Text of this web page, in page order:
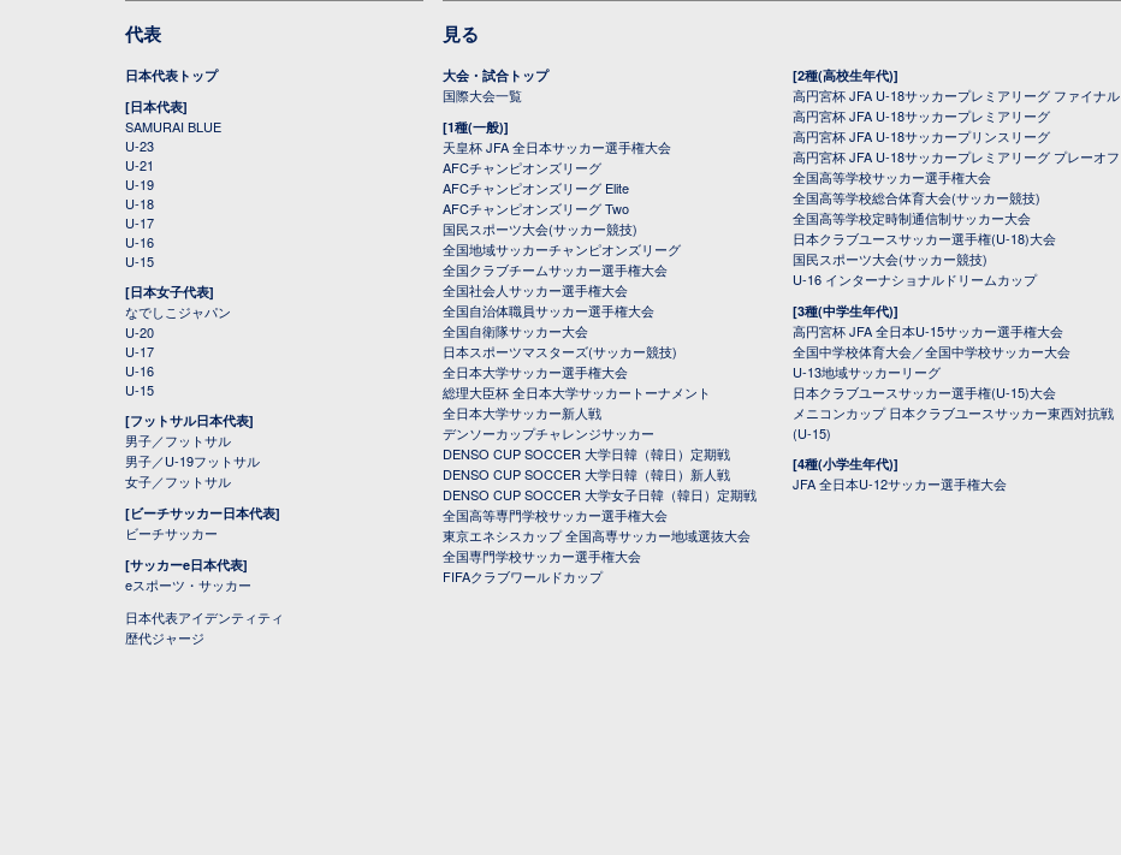
代表
日本代表トップ
[日本代表]
SAMURAI BLUE
U-23
U-21
U-19
U-18
U-17
U-16
U-15
[日本女子代表]
なでしこジャパン
U-20
U-17
U-16
U-15
[フットサル日本代表]
男子／フットサル
男子／U-19フットサル
女子／フットサル
[ビーチサッカー日本代表]
ビーチサッカー
[サッカーe日本代表]
eスポーツ・サッカー
日本代表アイデンティティ
歴代ジャージ
見る
大会・試合トップ
国際大会一覧
[1種(一般)]
天皇杯 JFA 全日本サッカー選手権大会
AFCチャンピオンズリーグ
AFCチャンピオンズリーグ Elite
AFCチャンピオンズリーグ Two
国民スポーツ大会(サッカー競技)
全国地域サッカーチャンピオンズリーグ
全国クラブチームサッカー選手権大会
全国社会人サッカー選手権大会
全国自治体職員サッカー選手権大会
全国自衛隊サッカー大会
日本スポーツマスターズ(サッカー競技)
全日本大学サッカー選手権大会
総理大臣杯 全日本大学サッカートーナメント
全日本大学サッカー新人戦
デンソーカップチャレンジサッカー
DENSO CUP SOCCER 大学日韓（韓日）定期戦
DENSO CUP SOCCER 大学日韓（韓日）新人戦
DENSO CUP SOCCER 大学女子日韓（韓日）定期戦
全国高等専門学校サッカー選手権大会
東京エネシスカップ 全国高専サッカー地域選抜大会
全国専門学校サッカー選手権大会
FIFAクラブワールドカップ
[2種(高校生年代)]
高円宮杯 JFA U-18サッカープレミアリーグ ファイナル
高円宮杯 JFA U-18サッカープレミアリーグ
高円宮杯 JFA U-18サッカープリンスリーグ
高円宮杯 JFA U-18サッカープレミアリーグ プレーオフ
全国高等学校サッカー選手権大会
全国高等学校総合体育大会(サッカー競技)
全国高等学校定時制通信制サッカー大会
日本クラブユースサッカー選手権(U-18)大会
国民スポーツ大会(サッカー競技)
U-16 インターナショナルドリームカップ
[3種(中学生年代)]
高円宮杯 JFA 全日本U-15サッカー選手権大会
全国中学校体育大会／全国中学校サッカー大会
U-13地域サッカーリーグ
日本クラブユースサッカー選手権(U-15)大会
メニコンカップ 日本クラブユースサッカー東西対抗戦
(U-15)
[4種(小学生年代)]
JFA 全日本U-12サッカー選手権大会